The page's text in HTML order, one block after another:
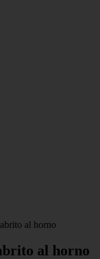
al horno
al horno